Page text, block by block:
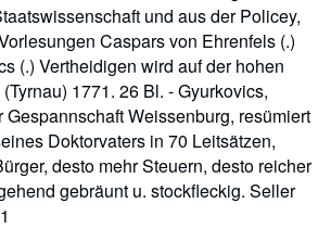
und aus der Policey,
Caspars von Ehrenfels (.)
(.) Vertheidigen wird auf der hohen
1771. 26 Bl. - Gyurkovics,
Gespannschaft Weissenburg, resümiert
Doktorvaters in 70 Leitsätzen,
desto mehr Steuern, desto reicher
gebräunt u. stockfleckig. Seller